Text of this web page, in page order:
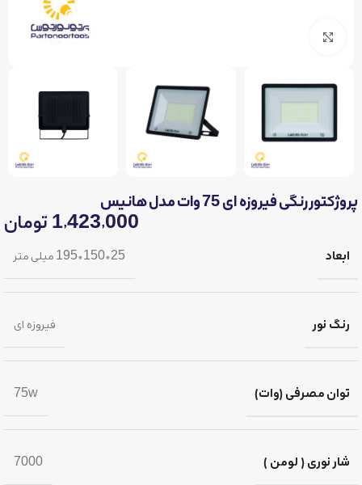
پروژکتور رنگی فیروزه ای 75 وات مدل هانیس
1,423,000 تومان
ابعاد 25*150*195 میلی متر
رنگ نور فیروزه ای
توان مصرفی (وات) 75w
شار نوری ( لومن ) 7000